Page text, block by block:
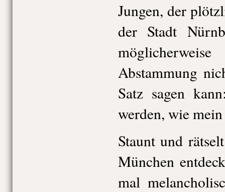
Jungen, der
der Stadt
Abstammung
Satz sagen
werden, wie
Staunt und
München
mal